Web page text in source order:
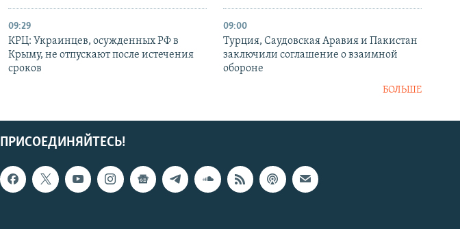
09:29
КРЦ: Украинцев, осужденных РФ в
Крыму, не отпускают после истечения
сроков
09:00
Турция, Саудовская Аравия и Пакистан
заключили соглашение о взаимной
обороне
БОЛЬШЕ
ПРИСОЕДИНЯЙТЕСЬ!